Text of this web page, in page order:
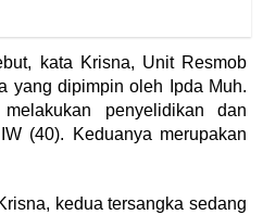
kata Krisna, Unit Resmob
yang dipimpin oleh Ipda Muh.
penyelidikan dan
(40). Keduanya merupakan
kedua tersangka sedang